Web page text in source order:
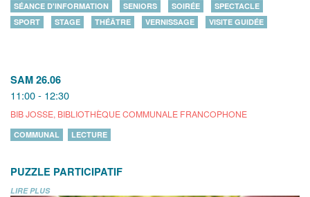
SÉANCE D'INFORMATION
SENIORS SOIRÉE
SPECTACLE
SPORT
STAGE THÉÂTRE VERNISSAGE VISITE GUIDÉE
SAM 26.06
11:00 - 12:30
BIB JOSSE, BIBLIOTHÈQUE COMMUNALE FRANCOPHONE
COMMUNAL LECTURE
PUZZLE PARTICIPATIF
LIRE PLUS